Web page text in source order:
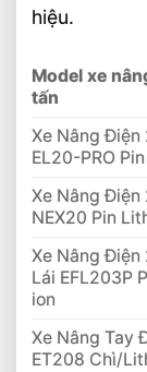
hiệu.
Model xe
tấn
Xe Nâng Điện
EL20-PRO
Xe Nâng Điện
NEX20 Pin
Xe Nâng Điện
Lái EFL203P
ion
Xe Nâng Tay
ET208 Chì/